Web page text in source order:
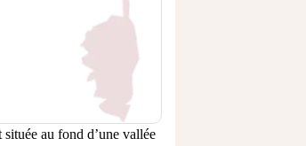
au fond d’une vallée